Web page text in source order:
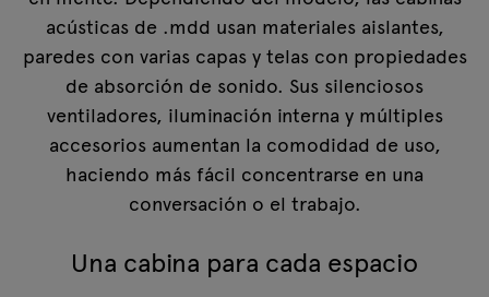
acústicas de .mdd usan materiales aislantes,
paredes con varias capas y telas con propiedades
de absorción de sonido. Sus silenciosos
ventiladores, iluminación interna y múltiples
accesorios aumentan la comodidad de uso,
haciendo más fácil concentrarse en una
conversación o el trabajo.
Una cabina para cada espacio